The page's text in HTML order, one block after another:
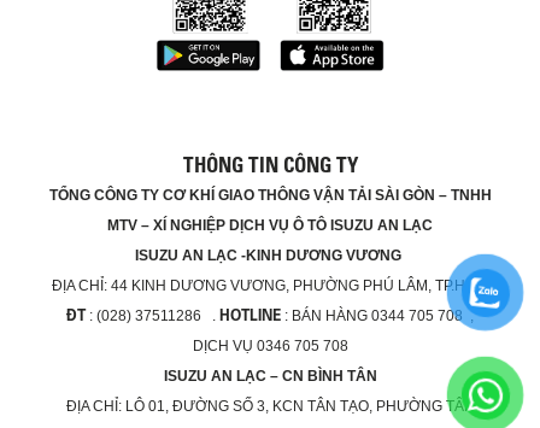
THÔNG TIN CÔNG TY
TỔNG CÔNG TY CƠ KHÍ GIAO THÔNG VẬN TẢI SÀI GÒN – TNHH
MTV – XÍ NGHIỆP DỊCH VỤ Ô TÔ ISUZU AN LẠC
ISUZU AN LẠC -KINH DƯƠNG VƯƠNG
ĐỊA CHỈ: 44 KINH DƯƠNG VƯƠNG, PHƯỜNG PHÚ LÂM, TP.HCM
ĐT: (028) 37511286 . HOTLINE : BÁN HÀNG 0344 705 708 ,
DỊCH VỤ 0346 705 708
ISUZU AN LẠC – CN BÌNH TÂN
ĐỊA CHỈ: LÔ 01, ĐƯỜNG SỐ 3, KCN TÂN TẠO, PHƯỜNG TÂN